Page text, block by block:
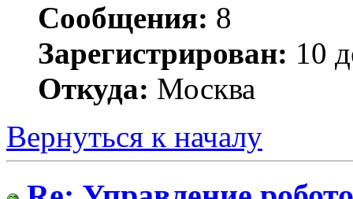
Сообщения: 8
Зарегистрирован: 10
Откуда: Москва
Вернуться к началу